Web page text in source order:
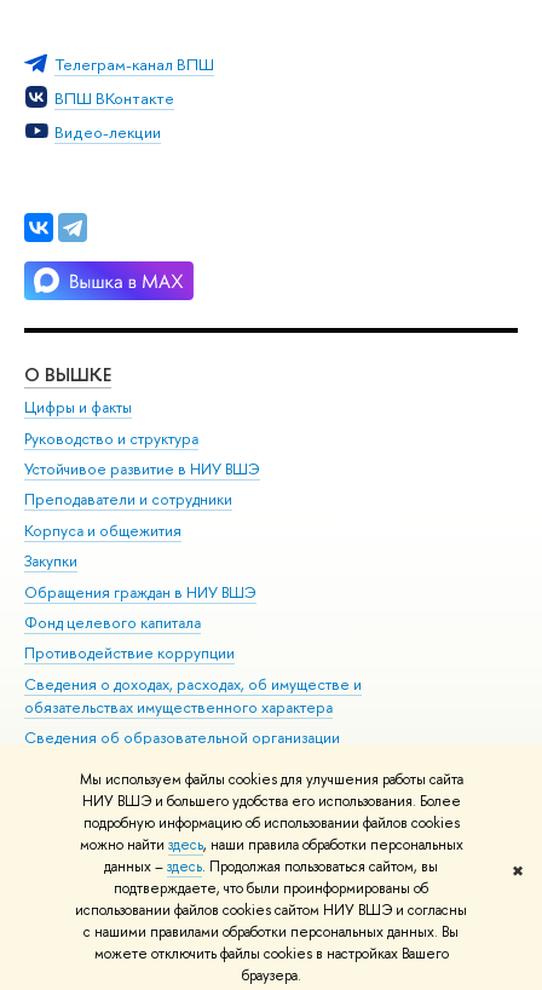
Мы используем файлы cookies для улучшения работы сайта
НИУ ВШЭ и большего удобства его использования. Более
подробную информацию об использовании файлов cookies
можно найти здесь, наши правила обработки персональных
данных –здесь. Продолжая пользоваться сайтом, вы
подтверждаете, что были проинформированы об
использовании файлов cookies сайтом НИУ ВШЭ и согласны
с нашими правилами обработки персональных данных. Вы
можете отключить файлы cookies в настройках Вашего
браузера.
✖
Телеграм-канал ВПШ
ВПШ ВКонтакте
Видео-лекции
О ВЫШКЕ
Цифры и факты
Руководство и структура
Устойчивое развитие в НИУ ВШЭ
Преподаватели и сотрудники
Корпуса и общежития
Закупки
Обращения граждан в НИУ ВШЭ
Фонд целевого капитала
Противодействие коррупции
Сведения о доходах, расходах, об имуществе и
обязательствах имущественного характера
Сведения об образовательной организации
Людям с ограниченными возможностями здоровья
Единая платежная страница
Работа в Вышке
© НИУ ВШЭ 1993–2021 Адреса и контакты Условия использования
материалов Политика конфиденциальности Карта сайта
Шрифты HSE Sans и HSE Slab разработаны вШколе дизайна НИУ ВШЭ